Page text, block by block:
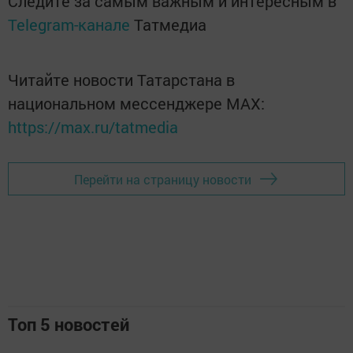
Telegram-канале Татмедиа
Читайте новости Татарстана в
национальном мессенджере MАХ:
https://max.ru/tatmedia
Перейти на страницу новости
Топ 5 новостей